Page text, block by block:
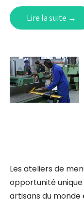
Lire la suite →
Les ateliers de
opportunité
artisans du